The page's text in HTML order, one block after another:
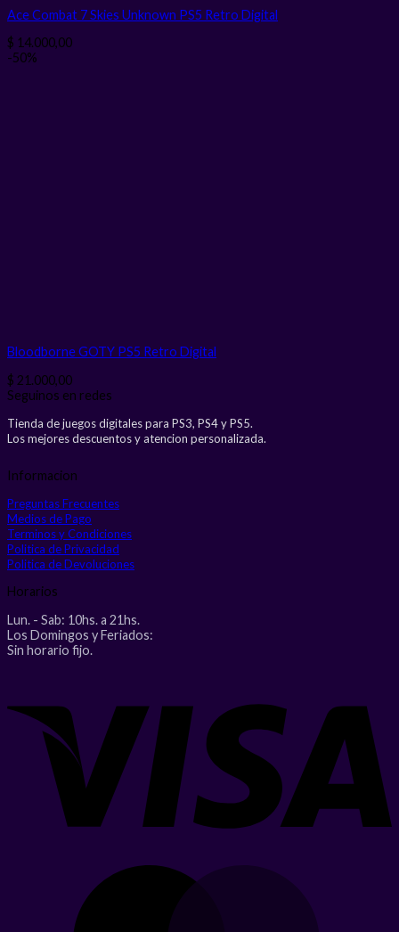
Ace Combat 7 Skies Unknown PS5 Retro Digital
$ 14.000,00
-50%
Bloodborne GOTY PS5 Retro Digital
$ 21.000,00
Seguinos en redes
Tienda de juegos digitales para PS3, PS4 y PS5.
Los mejores descuentos y atencion personalizada.
Informacion
Preguntas Frecuentes
Medios de Pago
Terminos y Condiciones
Politica de Privacidad
Politica de Devoluciones
Horarios
Lun. - Sab: 10hs. a 21hs.
Los Domingos y Feriados:
Sin horario fijo.